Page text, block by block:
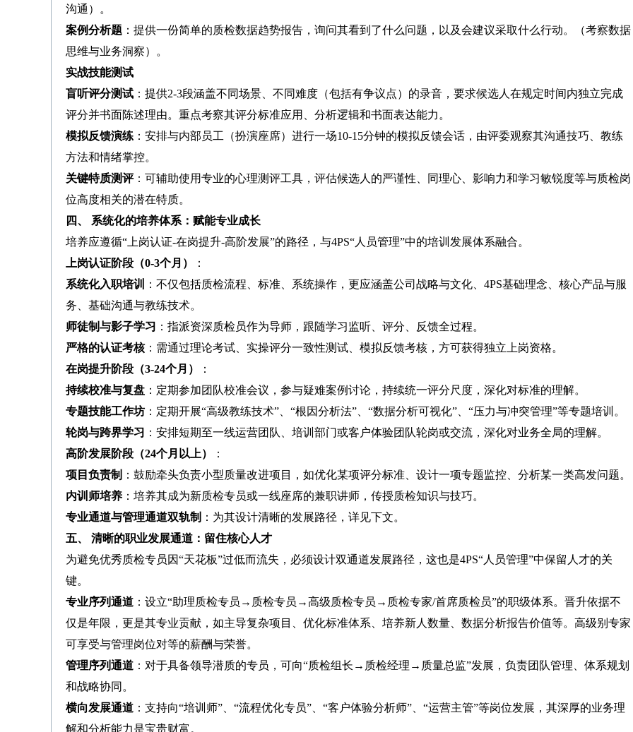
沟通）。
案例分析题 ：提供一份简单的质检数据趋势报告，询问其看到了什么问题，以及会建议采取什么行动。（考察数据
思维与业务洞察）。
实战技能测试
盲听评分测试 ：提供2-3段涵盖不同场景、不同难度（包括有争议点）的录音，要求候选人在规定时间内独立完成
评分并书面陈述理由。重点考察其评分标准应用、分析逻辑和书面表达能力。
模拟反馈演练 ：安排与内部员工（扮演座席）进行一场10-15分钟的模拟反馈会话，由评委观察其沟通技巧、教练
方法和情绪掌控。
关键特质测评：可辅助使用专业的心理测评工具，评估候选人的严谨性、同理心、影响力和学习敏锐度等与质检岗
位高度相关的潜在特质。
四、 系统化的培养体系：赋能专业成长
培养应遵循“上岗认证-在岗提升-高阶发展”的路径，与4PS“人员管理”中的培训发展体系融合。
上岗认证阶段（0-3个月）
：
系统化入职培训
：不仅包括质检流程、标准、系统操作，更应涵盖公司战略与文化、4PS基础理念、核心产品与服
务、基础沟通与教练技术。
师徒制与影子学习 ：指派资深质检员作为导师，跟随学习监听、评分、反馈全过程。
严格的认证考核：需通过理论考试、实操评分一致性测试、模拟反馈考核，方可获得独立上岗资格。
在岗提升阶段（3-24个月）
：
持续校准与复盘 ：定期参加团队校准会议，参与疑难案例讨论，持续统一评分尺度，深化对标准的理解。
专题技能工作坊 ：定期开展“高级教练技术”、“根因分析法”、“数据分析可视化”、“压力与冲突管理”等专题培训。
轮岗与跨界学习 ：安排短期至一线运营团队、培训部门或客户体验团队轮岗或交流，深化对业务全局的理解。
高阶发展阶段（24个月以上）
：
项目负责制 ：鼓励牵头负责小型质量改进项目，如优化某项评分标准、设计一项专题监控、分析某一类高发问题。
内训师培养 ：培养其成为新质检专员或一线座席的兼职讲师，传授质检知识与技巧。
专业通道与管理通道双轨制 ：为其设计清晰的发展路径，详见下文。
五、 清晰的职业发展通道：留住核心人才
为避免优秀质检专员因“天花板”过低而流失，必须设计双通道发展路径，这也是4PS“人员管理”中保留人才的关
键。
专业序列通道 ：设立“助理质检专员→质检专员→高级质检专员→质检专家/首席质检员”的职级体系。晋升依据不
仅是年限，更是其专业贡献，如主导复杂项目、优化标准体系、培养新人数量、数据分析报告价值等。高级别专家
可享受与管理岗位对等的薪酬与荣誉。
管理序列通道 ：对于具备领导潜质的专员，可向“质检组长→质检经理→质量总监”发展，负责团队管理、体系规划
和战略协同。
横向发展通道 ：支持向“培训师”、“流程优化专员”、“客户体验分析师”、“运营主管”等岗位发展，其深厚的业务理
解和分析能力是宝贵财富。